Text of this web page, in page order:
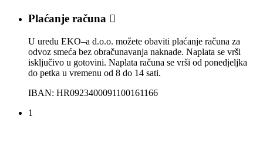
Plaćanje računa 
U uredu EKO–a d.o.o. možete obaviti plaćanje računa za
odvoz smeća bez obračunavanja naknade. Naplata se vrši
isključivo u gotovini. Naplata računa se vrši od ponedjeljka
do petka u vremenu od 8 do 14 sati.
IBAN: HR0923400091100161166
1